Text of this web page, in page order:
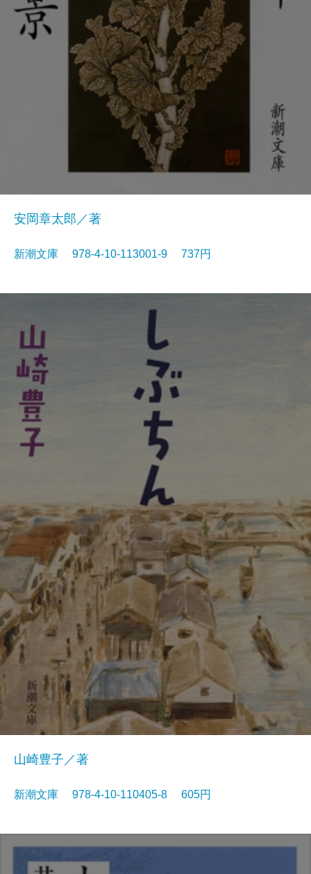
安岡章太郎／著
新潮文庫 978-4-10-113001-9 737円
山崎豊子／著
新潮文庫 978-4-10-110405-8 605円